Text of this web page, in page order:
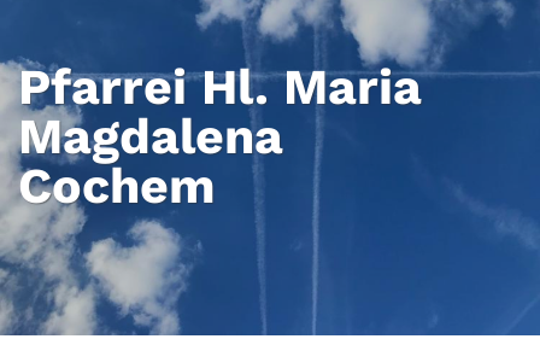
Pfarrei Hl. Maria
Magdalena
Cochem